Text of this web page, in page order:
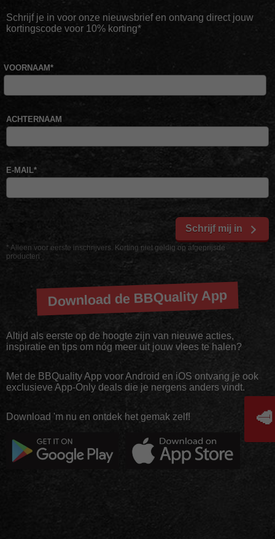
Schrijf je in voor onze nieuwsbrief en ontvang direct jouw
kortingscode voor 10% korting*
* Alleen voor eerste inschrijvers. Korting niet geldig op afgeprijsde
producten
VOORNAAM*
ACHTERNAAM
E-MAIL*
Schrijf mij in
Download de BBQuality App
Altijd als eerste op de hoogte zijn van nieuwe acties,
inspiratie en tips om nóg meer uit jouw vlees te halen?
Met de BBQuality App voor Android en iOS ontvang je ook
exclusieve App-Only deals die je nergens anders vindt.
Download 'm nu en ontdek het gemak zelf! 🥩